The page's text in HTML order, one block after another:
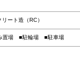
ート造（RC）
置場 ■駐輪場 ■駐車場